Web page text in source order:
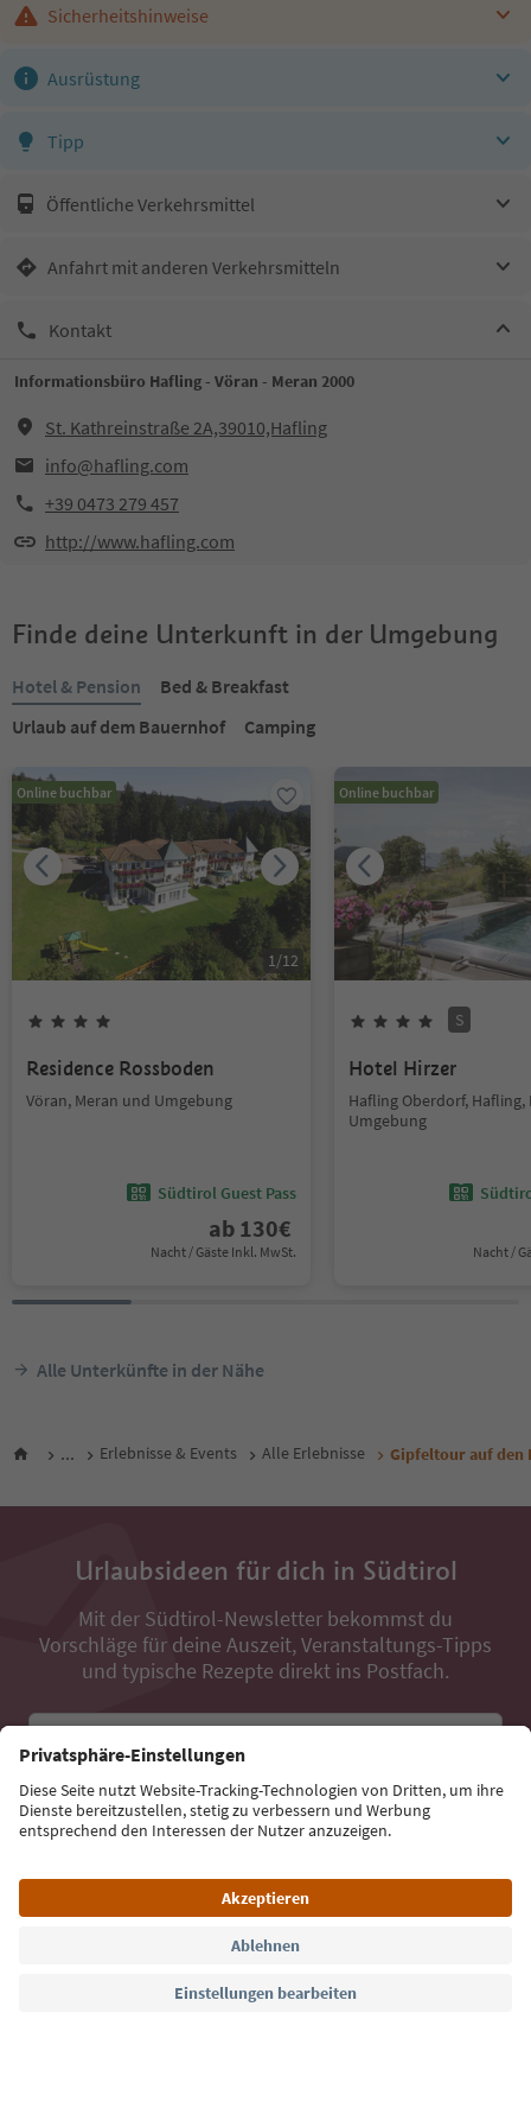
Sicherheitshinweise
Ausrüstung
Tipp
Öffentliche Verkehrsmittel
Anfahrt mit anderen Verkehrsmitteln
Kontakt
Informationsbüro Hafling - Vöran - Meran 2000
St. Kathreinstraße 2A,39010,Hafling
info@hafling.com
+39 0473 279 457
http://www.hafling.com
Finde deine Unterkunft in der Umgebung
Hotel & Pension
Bed & Breakfast
Urlaub auf dem Bauernhof
Camping
Online buchbar
1/12
Residence Rossboden
Vöran, Meran und Umgebung
Südtirol Guest Pass
ab 130€
Nacht / Gäste Inkl. MwSt.
Online buchbar
S
Hotel Hirzer
Hafling Oberdorf, Hafling,
Umgebung
Nacht /
Alle Unterkünfte in der Nähe
... Erlebnisse & Events Alle Erlebnisse Gipfeltour auf den
Urlaubsideen für dich in Südtirol
Mit der Südtirol-Newsletter bekommst du
Vorschläge für deine Auszeit, Veranstaltungs-Tipps
und typische Rezepte direkt ins Postfach.
Jetzt anmelden